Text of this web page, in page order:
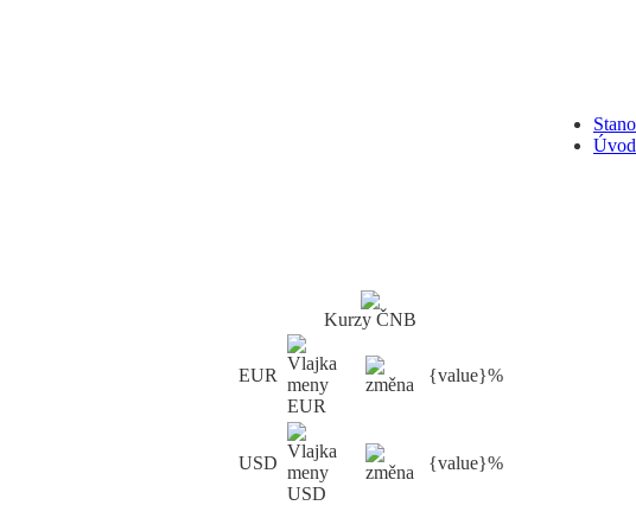
Úvod
Kurzy ČNB
EUR {value}%
USD {value}%